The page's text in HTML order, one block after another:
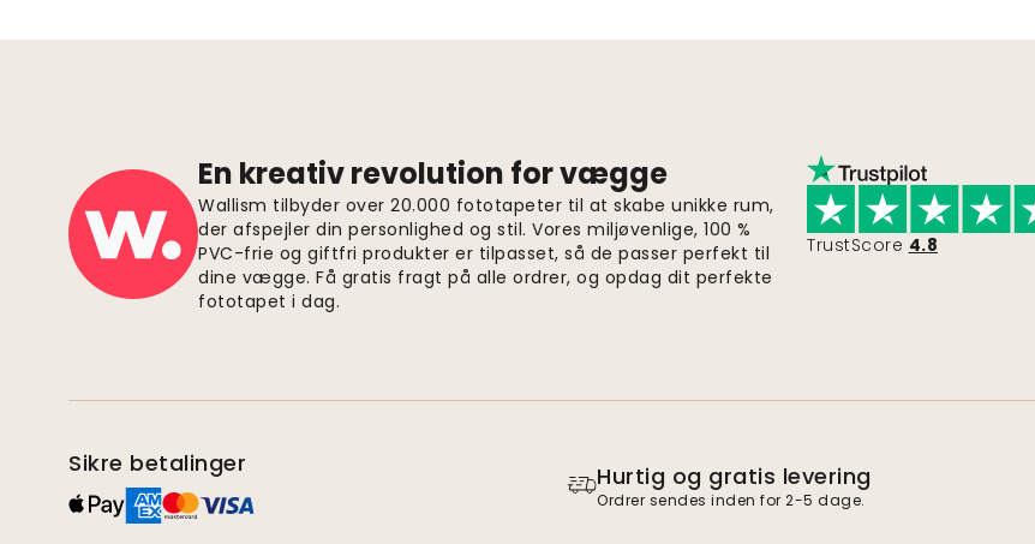
En kreativ revolution for vægge
Wallism tilbyder over 20.000 fototapeter til at skabe unikke rum,
der afspejler din personlighed og stil. Vores miljøvenlige, 100 %
PVC-frie og giftfri produkter er tilpasset, så de passer perfekt til
dine vægge. Få gratis fragt på alle ordrer, og opdag dit perfekte
fototapet i dag.
TrustScore 4.8
Sikre betalinger Hurtig og gratis levering
Ordrer sendes inden for 2-5 dage.